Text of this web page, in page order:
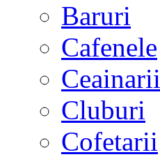
Baruri
Cafenele
Ceainarii
Cluburi
Cofetarii